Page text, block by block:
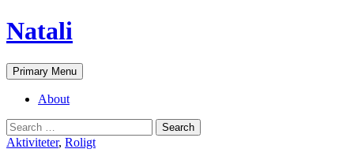
Skip
to
Natali
Search
Primary Menu
About
Search
for:
Aktiviteter, Roligt